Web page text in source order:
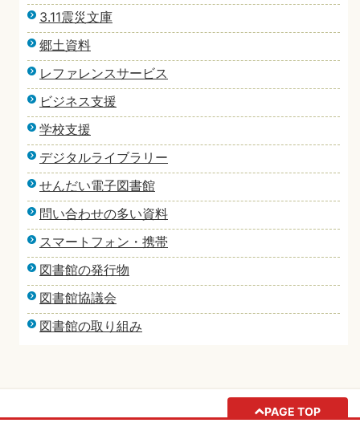
3.11震災文庫
郷土資料
レファレンスサービス
ビジネス支援
学校支援
デジタルライブラリー
せんだい電子図書館
問い合わせの多い資料
スマートフォン・携帯
図書館の発行物
図書館協議会
図書館の取り組み
PAGE TOP